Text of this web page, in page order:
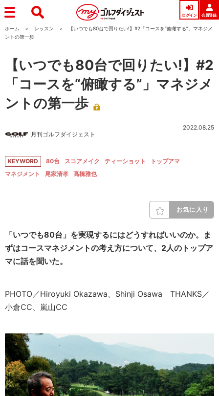
ログイン 会員登録
ホーム レッスン
【いつでも80台で回りたい!】#2「コースを“俯瞰する”」マネジメ
ントの第一歩
【いつでも80台で回りたい!】#2
「コースを“俯瞰する”」マネジメ
ントの第一歩
月刊ゴルフダイジェスト
2022.08.25
KEYWORD 80台 スコアメイク ティーショット
トップアマ
マネジメント
尾家清孝 髙橋雅也
お気に入り
「いつでも80台」を実現するにはどうすればいいのか。ま
ずはコースマネジメントの考え方について、2人のトップア
マに話を聞いた。
PHOTO／Hiroyuki Okazawa、Shinji Osawa THANKS／
小倉CC、嵐山CC